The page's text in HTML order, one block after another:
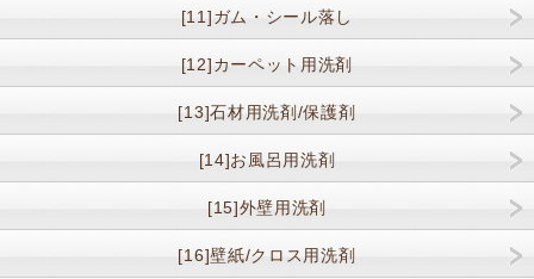
[11]ガム・シール落し
[12]カーペット用洗剤
[13]石材用洗剤/保護剤
[14]お風呂用洗剤
[15]外壁用洗剤
[16]壁紙/クロス用洗剤